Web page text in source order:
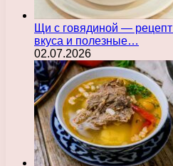
Щи с говядиной — рецепт
вкуса и полезные…
02.07.2026